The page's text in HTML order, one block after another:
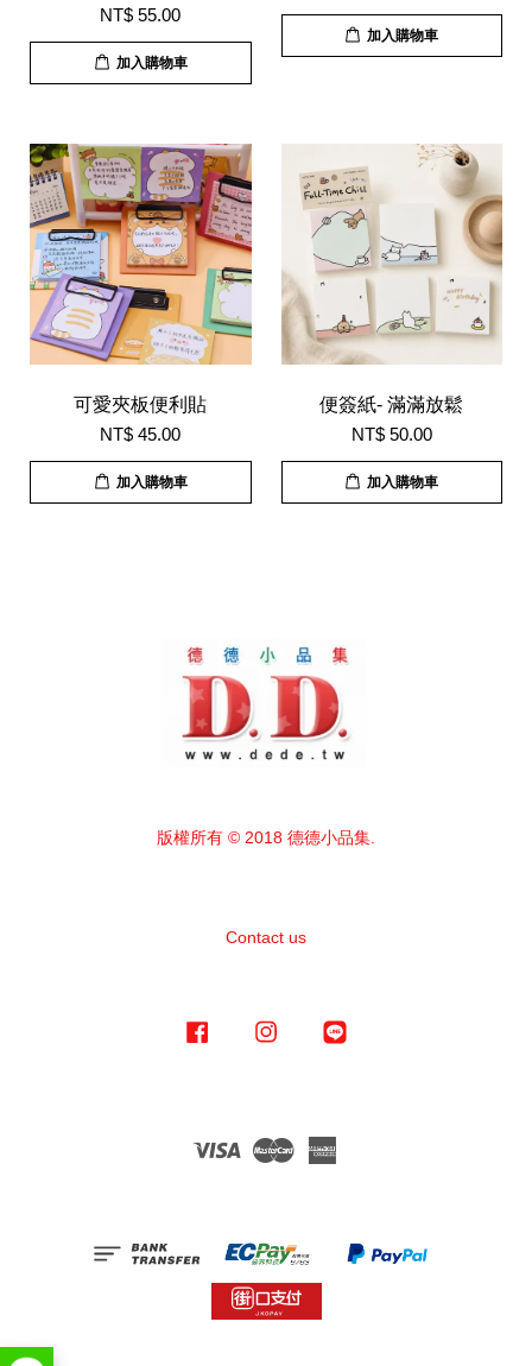
NT$ 55.00
加入購物車
加入購物車
可愛夾板便利貼
NT$ 45.00
加入購物車
便簽紙- 滿滿放鬆
NT$ 50.00
加入購物車
版權所有 © 2018 德德小品集.
Contact us
Facebook Instagram
Visa Master